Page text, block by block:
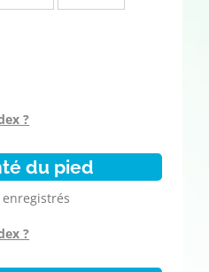
?
du pied
?